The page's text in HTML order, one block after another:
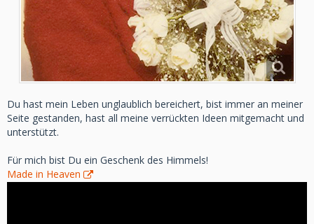
Du hast mein Leben unglaublich bereichert, bist immer an meiner
Seite gestanden, hast all meine verrückten Ideen mitgemacht und
unterstützt.
Für mich bist Du ein Geschenk des Himmels!
Made in Heaven